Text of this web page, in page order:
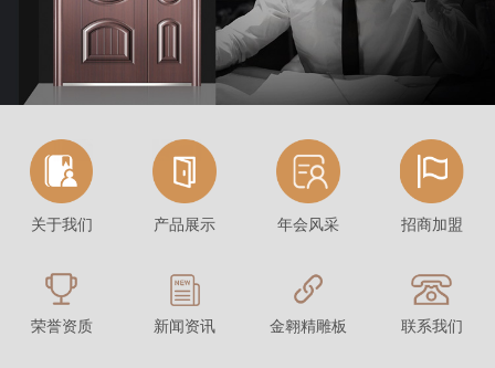
关于我们 产品展示 年会风采 招商加盟
荣誉资质 新闻资讯 金翱精雕板 联系我们